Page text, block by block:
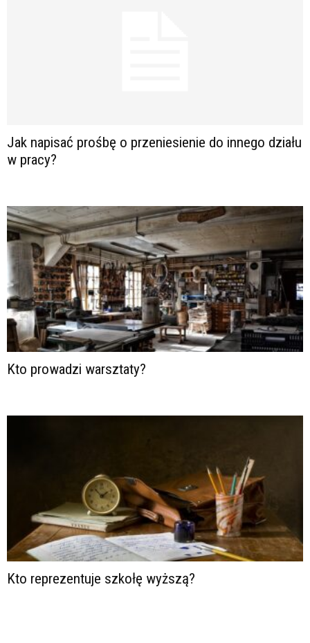
Jak napisać prośbę o przeniesienie do innego działu
w pracy?
Kto prowadzi warsztaty?
Kto reprezentuje szkołę wyższą?